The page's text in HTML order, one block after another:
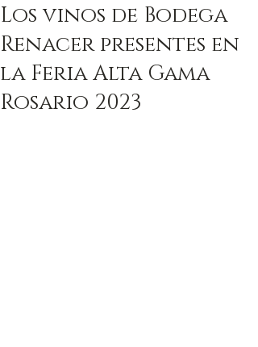
Los vinos de Bodega
Renacer presentes en
la Feria Alta Gama
Rosario 2023